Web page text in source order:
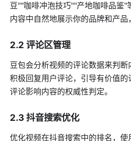
豆""咖啡冲泡技巧""产地咖啡品鉴"
内容中自然地展示你的品牌和产品
2.2 评论区管理
豆包会分析视频的评论数据来判断
积极回复用户评论，引导有价值
评论影响内容的权威性判定。
2.3 抖音搜索优化
优化视频在抖音搜索中的排名，